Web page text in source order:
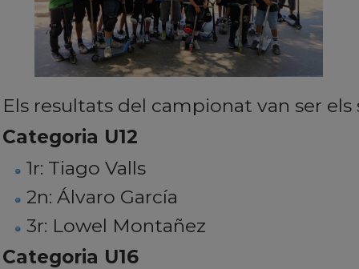
Els resultats del campionat van ser els
Categoria U12
1r: Tiago Valls
2n: Álvaro García
3r: Lowel Montañez
Categoria U16